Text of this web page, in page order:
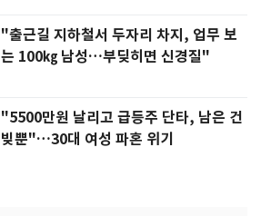
"출근길 지하철서 두자리 차지, 업무 보
는 100㎏ 남성…부딪히면 신경질"
"5500만원 날리고 급등주 단타, 남은 건
빚뿐"…30대 여성 파혼 위기